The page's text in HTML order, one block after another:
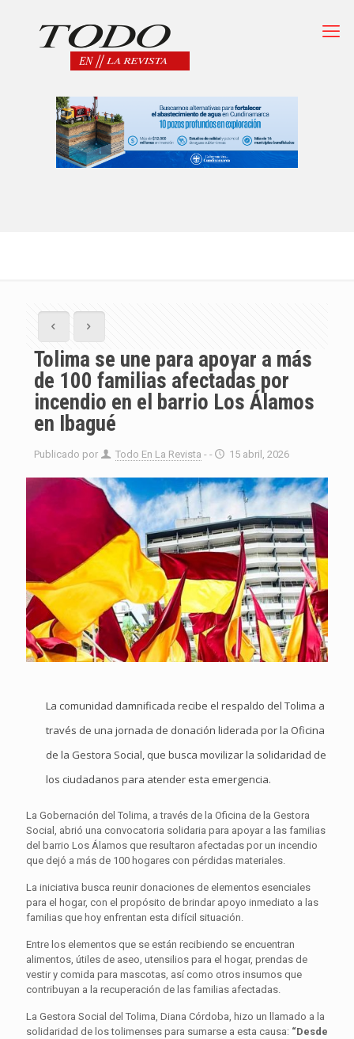
Tolima se une para apoyar a más
de 100 familias afectadas por
incendio en el barrio Los Álamos
en Ibagué
Publicado por Todo En La Revista - - 15 abril, 2026
La comunidad damnificada recibe el respaldo del Tolima a
través de una jornada de donación liderada por la Oficina
de la Gestora Social, que busca movilizar la solidaridad de
los ciudadanos para atender esta emergencia.
La Gobernación del Tolima, a través de la Oficina de la Gestora
Social, abrió una convocatoria solidaria para apoyar a las familias
del barrio Los Álamos que resultaron afectadas por un incendio
que dejó a más de 100 hogares con pérdidas materiales.
La iniciativa busca reunir donaciones de elementos esenciales
para el hogar, con el propósito de brindar apoyo inmediato a las
familias que hoy enfrentan esta difícil situación.
Entre los elementos que se están recibiendo se encuentran
alimentos, útiles de aseo, utensilios para el hogar, prendas de
vestir y comida para mascotas, así como otros insumos que
contribuyan a la recuperación de las familias afectadas.
La Gestora Social del Tolima, Diana Córdoba, hizo un llamado a la
solidaridad de los tolimenses para sumarse a esta causa: “Desde